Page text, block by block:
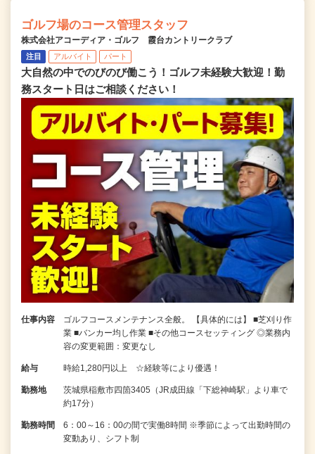
ゴルフ場のコース管理スタッフ
株式会社アコーディア・ゴルフ 霞台カントリークラブ
注目 アルバイト パート
大自然の中でのびのび働こう！ゴルフ未経験大歓迎！勤
務スタート日はご相談ください！
仕事内容
ゴルフコースメンテナンス全般。 【具体的には】 ■芝刈り作
業 ■バンカー均し作業 ■その他コースセッティング ◎業務内
容の変更範囲：変更なし
給与 時給1,280円以上 ☆経験等により優遇！
勤務地
茨城県稲敷市四箇3405（JR成田線「下総神崎駅」より車で
約17分）
勤務時間
6：00～16：00の間で実働8時間 ※季節によって出勤時間の
変動あり、シフト制